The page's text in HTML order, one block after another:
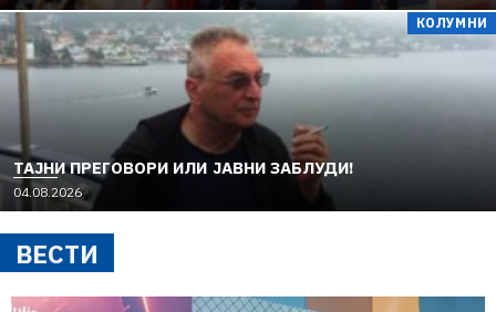
КОЛУМНИ
TAЈНИ ПРЕГОВОРИ ИЛИ ЈАВНИ ЗАБЛУДИ!
04.08.2026
ВЕСТИ